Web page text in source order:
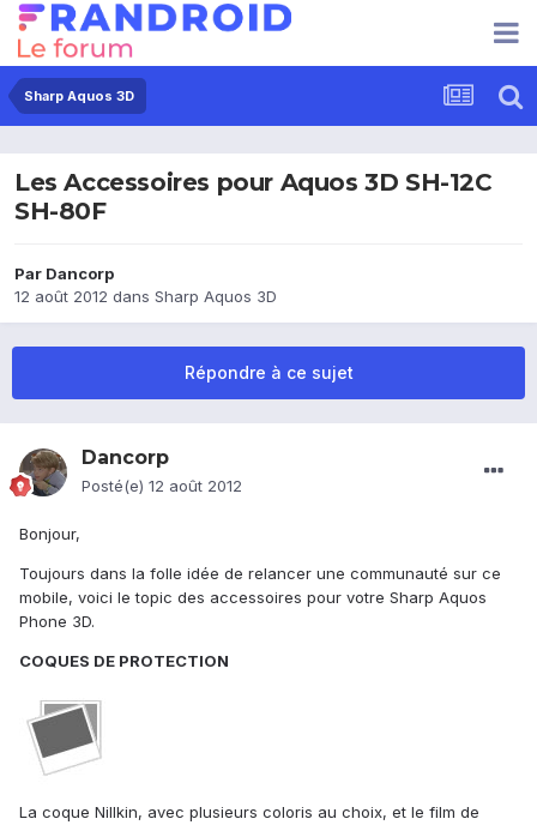
Sharp Aquos 3D
Les Accessoires pour Aquos 3D SH-12C
SH-80F
Par Dancorp
12 août 2012 dans Sharp Aquos 3D
Répondre à ce sujet
Dancorp
Posté(e) 12 août 2012
Bonjour,
Toujours dans la folle idée de relancer une communauté sur ce
mobile, voici le topic des accessoires pour votre Sharp Aquos
Phone 3D.
COQUES DE PROTECTION
La coque Nillkin, avec plusieurs coloris au choix, et le film de